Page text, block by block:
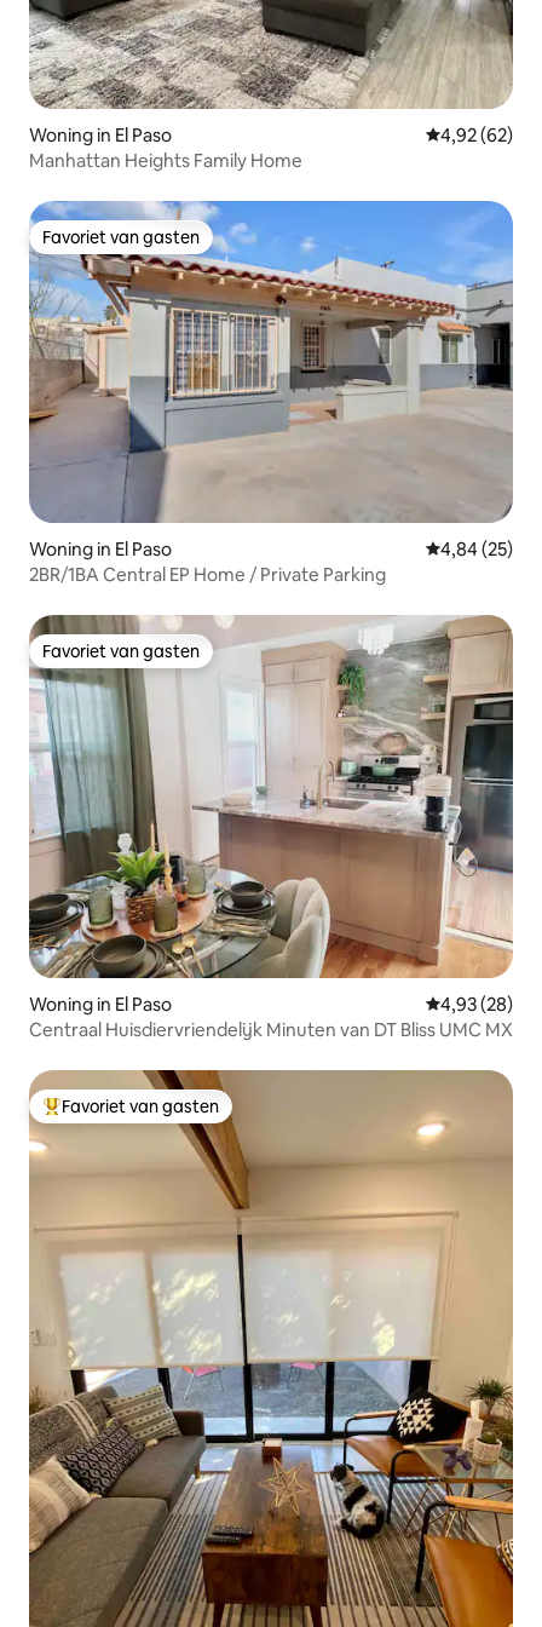
Woning in El Paso Gemiddelde
4,92 (62)
Manhattan Heights Family Home
Favoriet van gasten
Favoriet van gasten
Woning in El Paso Gemiddelde
4,84 (25)
2BR/1BA Central EP Home / Private Parking
Favoriet van gasten
Favoriet van gasten
Woning in El Paso Gemiddelde
4,93 (28)
Centraal Huisdiervriendelijk Minuten van DT Bliss UMC MX
Topfavoriet van gasten
Favoriet van gasten